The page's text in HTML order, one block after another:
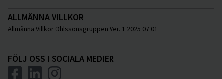
ALLMÄNNA VILLKOR
Allmänna Villkor Ohlssonsgruppen Ver. 1 2025 07 01
FÖLJ OSS I SOCIALA MEDIER